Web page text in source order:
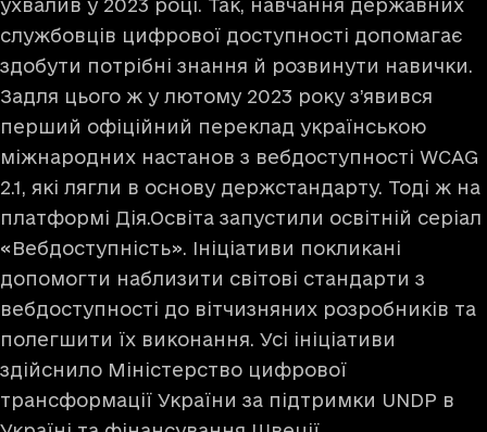
ухвалив у 2023 році. Так, навчання державних
службовців цифрової доступності допомагає
здобути потрібні знання й розвинути навички.
Задля цього ж у лютому 2023 року з’явився
перший офіційний переклад українською
міжнародних настанов з вебдоступності WCAG
2.1, які лягли в основу держстандарту. Тоді ж на
платформі Дія.Освіта запустили освітній серіал
« Вебдоступність». Ініціативи покликані
допомогти наблизити світові стандарти з
вебдоступності до вітчизняних розробників та
полегшити їх виконання. Усі ініціативи
здійснило Міністерство цифрової
трансформації України за підтримки UNDP в